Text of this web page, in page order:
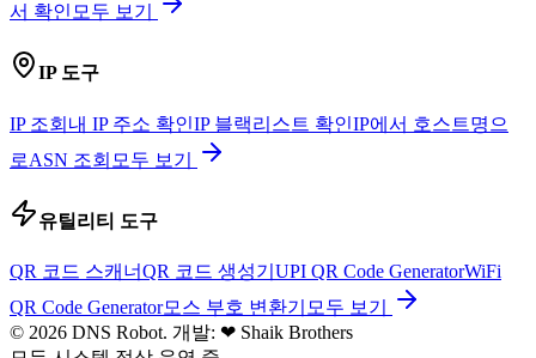
서 확인 모두 보기
IP 도구
IP 조회 내 IP 주소 확인IP 블랙리스트 확인IP에서 호스트명으
로ASN 조회 모두 보기
유틸리티 도구
QR 코드 스캐너QR 코드 생성기 UPI QR Code GeneratorWiFi
QR Code Generator모스 부호 변환기 모두 보기
© 2026 DNS Robot. 개발: ❤ Shaik Brothers